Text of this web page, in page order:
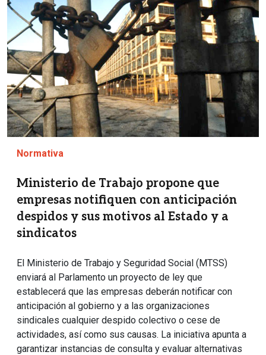
Normativa
Ministerio de Trabajo propone que
empresas notifiquen con anticipación
despidos y sus motivos al Estado y a
sindicatos
El Ministerio de Trabajo y Seguridad Social (MTSS)
enviará al Parlamento un proyecto de ley que
establecerá que las empresas deberán notificar con
anticipación al gobierno y a las organizaciones
sindicales cualquier despido colectivo o cese de
actividades, así como sus causas. La iniciativa apunta a
garantizar instancias de consulta y evaluar alternativas